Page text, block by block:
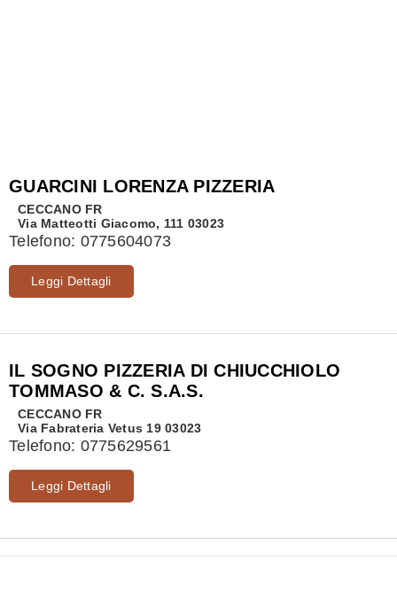
GUARCINI LORENZA PIZZERIA
CECCANO FR
Via Matteotti Giacomo, 111 03023
Telefono: 0775604073
Leggi Dettagli
IL SOGNO PIZZERIA DI CHIUCCHIOLO
TOMMASO & C. S.A.S.
CECCANO FR
Via Fabrateria Vetus 19 03023
Telefono: 0775629561
Leggi Dettagli